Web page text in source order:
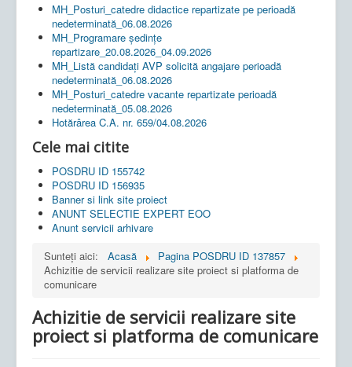
MH_Posturi_catedre didactice repartizate pe perioadă
nedeterminată_06.08.2026
MH_Programare ședințe
repartizare_20.08.2026_04.09.2026
MH_Listă candidați AVP solicită angajare perioadă
nedeterminată_06.08.2026
MH_Posturi_catedre vacante repartizate perioadă
nedeterminată_05.08.2026
Hotărârea C.A. nr. 659/04.08.2026
Cele mai citite
POSDRU ID 155742
POSDRU ID 156935
Banner si link site proiect
ANUNT SELECTIE EXPERT EOO
Anunt servicii arhivare
Sunteți aici:
Acasă
Pagina POSDRU ID 137857
Achizitie de servicii realizare site proiect si platforma de
comunicare
Achizitie de servicii realizare site
proiect si platforma de comunicare